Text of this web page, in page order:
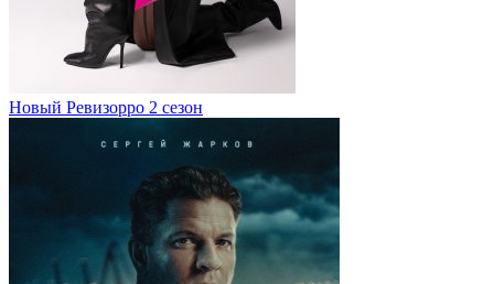
Новый Ревизорро 2 сезон